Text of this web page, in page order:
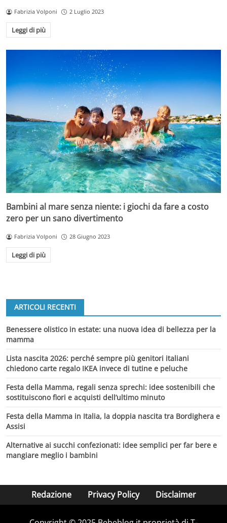
Fabrizia Volponi 2 Luglio 2023
Leggi di più
Bambini al mare senza niente: i giochi da fare a costo
zero per un sano divertimento
Fabrizia Volponi 28 Giugno 2023
Leggi di più
ARTICOLI RECENTI
Benessere olistico in estate: una nuova idea di bellezza per la
mamma
Lista nascita 2026: perché sempre più genitori italiani
chiedono carte regalo IKEA invece di tutine e peluche
Festa della Mamma, regali senza sprechi: idee sostenibili che
sostituiscono fiori e acquisti dell’ultimo minuto
Festa della Mamma in Italia, la doppia nascita tra Bordighera e
Assisi
Alternative ai succhi confezionati: idee semplici per far bere e
mangiare meglio i bambini
Redazione Privacy Policy Disclaimer